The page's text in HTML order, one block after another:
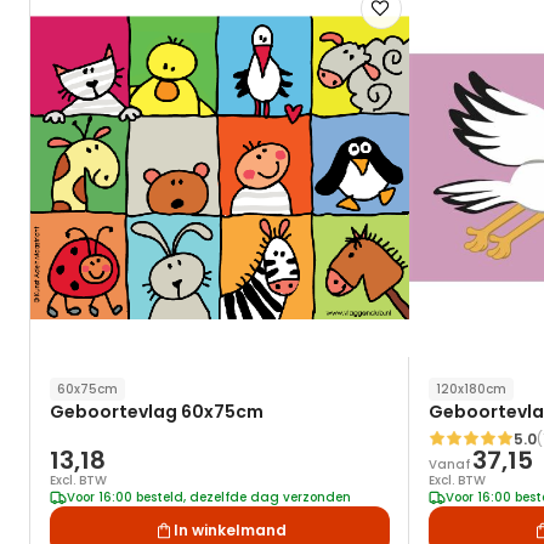
toe
aan
verlanglijst
60x75cm
Geboortevlag 60x75cm
13,18
Excl. BTW
Voor 16:00 besteld, dezelfde dag verzonden
In winkelmand
120x180cm
Waardering:
5.0
Vanaf 37,15
Excl. BTW
Voor 16:00